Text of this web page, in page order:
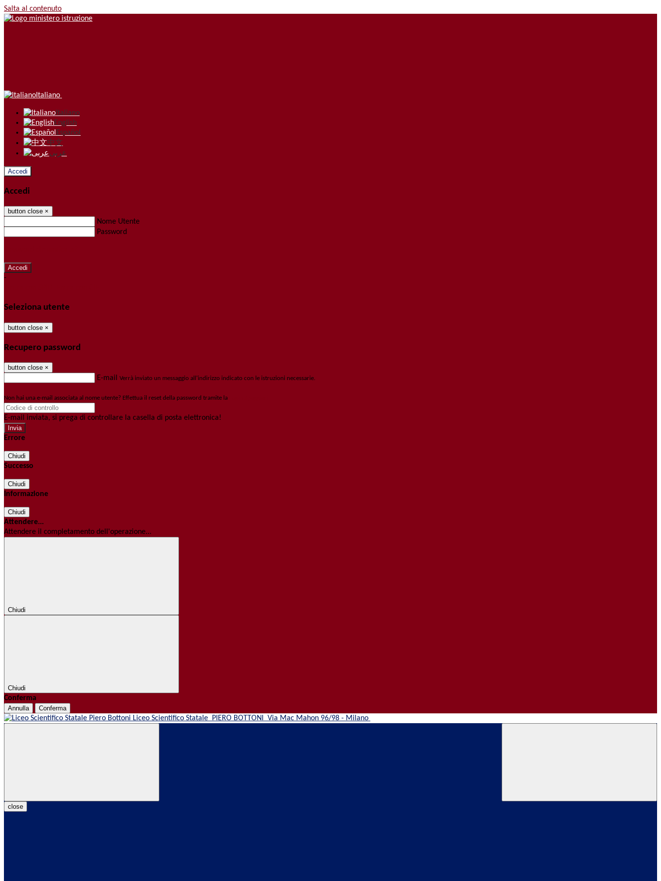
Salta al contenuto
Italiano
Italiano
English
Español
中文
عربى
Accedi
Accedi
button close ×
Nome Utente
Password
-
Seleziona utente
button close ×
Recupero password
button close ×
E-mail Verrà inviato un messaggio all'indirizzo indicato con le istruzioni necessarie.
Non hai una e-mail associata al nome utente? Effettua il reset della password tramite la
E-mail inviata, si prega di controllare la casella di posta elettronica!
Errore
Chiudi
Successo
Chiudi
Informazione
Chiudi
Attendere...
Attendere il completamento dell'operazione...
Chiudi
Chiudi
Conferma
Annulla Conferma
Liceo Scientifico Statale PIERO BOTTONI Via Mac Mahon 96/98 - Milano
close